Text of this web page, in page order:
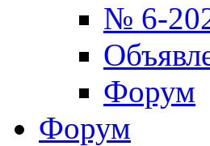
№ 6-
Форум
Форум